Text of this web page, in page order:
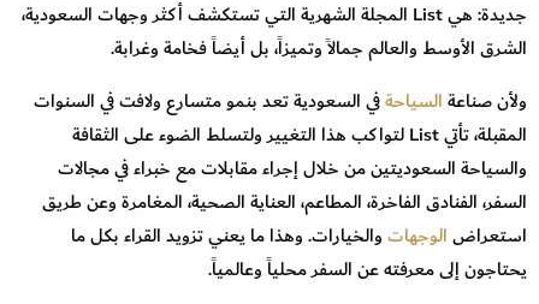
جديدة: هي List المجلة الشهرية التي تستكشف أكثر وجهات السعودية،
الشرق الأوسط والعالم جمالاً وتميزاً، بل أيضاً فخامة وغرابة.
ولأن صناعةالسياحةفي السعودية تعد بنمو متسارع ولافت في السنوات
المقبلة، تأتي List لتواكب هذا التغيير ولتسلط الضوء على الثقافة
والسياحة السعوديتين من خلال إجراء مقابلات مع خبراء في مجالات
السفر، الفنادق الفاخرة، المطاعم، العناية الصحية، المغامرة وعن طريق
استعراضالوجهاتوالخيارات. وهذا ما يعني تزويد القراء بكل ما
يحتاجون إلى معرفته عن السفر محلياً وعالمياً.